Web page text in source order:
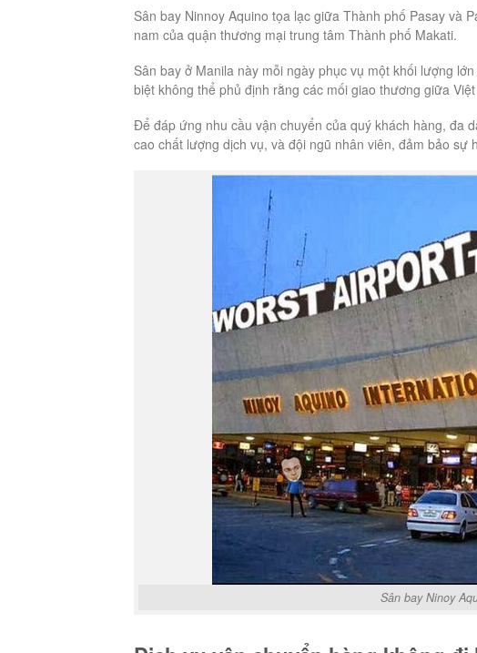
Sân bay Ninnoy Aquino tọa lạc giữa Thành phố Pasay và
nam của quận thương mại trung tâm Thành phố Makati.
Sân bay ở Manila này mỗi ngày phục vụ một khối lượng
biệt không thể phủ định rằng các mối giao thương giữa
Để đáp ứng nhu cầu vận chuyển của quý khách hàng, đa
cao chất lượng dịch vụ, và đội ngũ nhân viên, đảm bảo sự
Sân bay Ninoy